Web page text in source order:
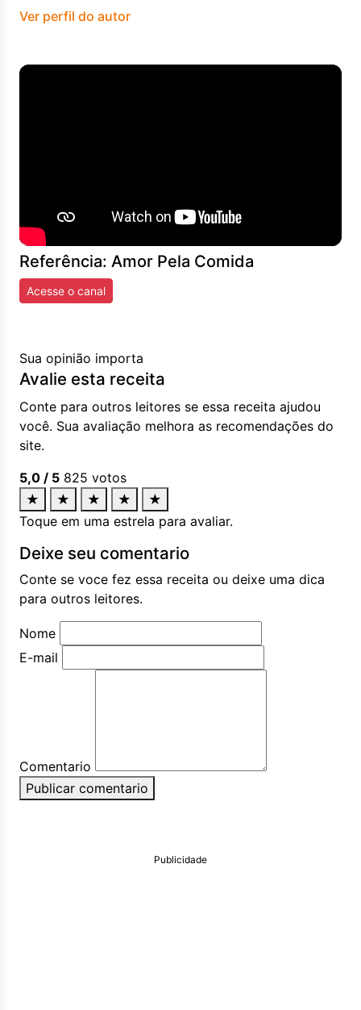
Ver perfil do autor
Referência: Amor Pela Comida
Acesse o canal
Sua opinião importa
Avalie esta receita
Conte para outros leitores se essa receita ajudou
você. Sua avaliação melhora as recomendações do
site.
5,0 / 5 825 votos
★
★ ★ ★
★
Toque em uma estrela para avaliar.
Deixe seu comentario
Conte se voce fez essa receita ou deixe uma dica
para outros leitores.
Nome
E-mail
Comentario
Publicar comentario
Publicidade